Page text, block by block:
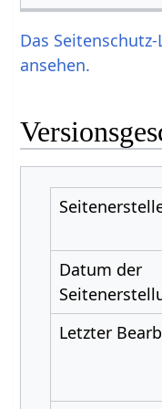
Das
ansehen.
Datum der
Letzter